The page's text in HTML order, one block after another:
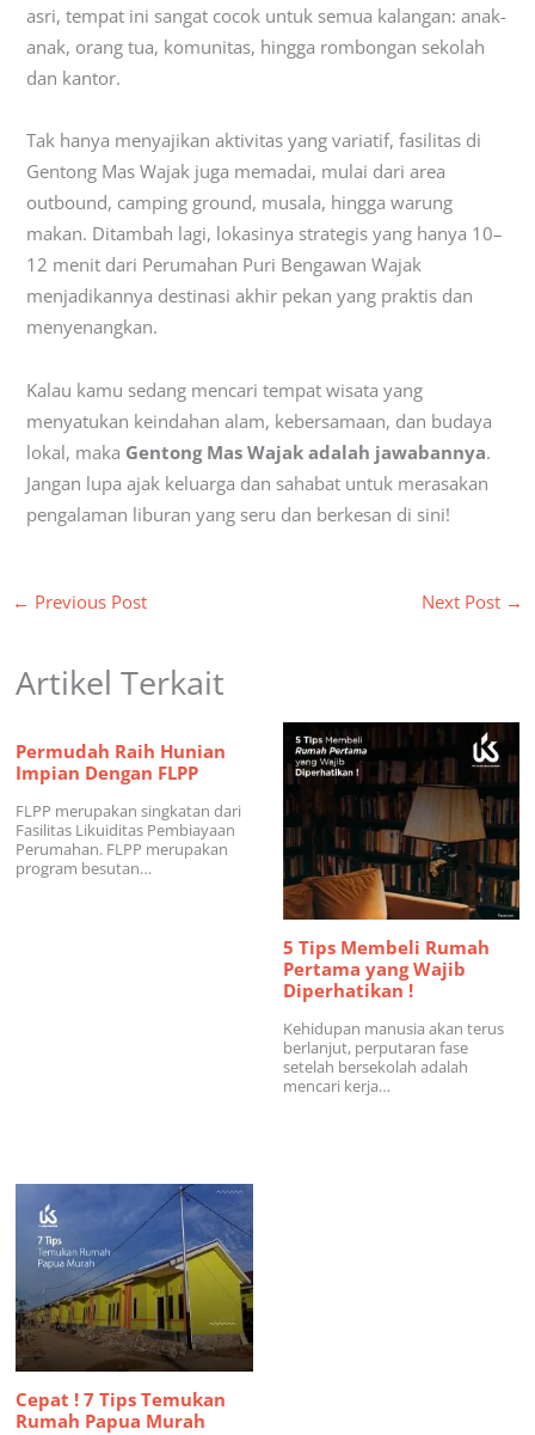
asri, tempat ini sangat cocok untuk semua kalangan: anak-
anak, orang tua, komunitas, hingga rombongan sekolah
dan kantor.
Tak hanya menyajikan aktivitas yang variatif, fasilitas di
Gentong Mas Wajak juga memadai, mulai dari area
outbound, camping ground, musala, hingga warung
makan. Ditambah lagi, lokasinya strategis yang hanya 10–
12 menit dari Perumahan Puri Bengawan Wajak
menjadikannya destinasi akhir pekan yang praktis dan
menyenangkan.
Kalau kamu sedang mencari tempat wisata yang
menyatukan keindahan alam, kebersamaan, dan budaya
lokal, maka Gentong Mas Wajak adalah jawabannya.
Jangan lupa ajak keluarga dan sahabat untuk merasakan
pengalaman liburan yang seru dan berkesan di sini!
← Previous Post Next Post →
Artikel Terkait
Permudah Raih Hunian
Impian Dengan FLPP
FLPP merupakan singkatan dari
Fasilitas Likuiditas Pembiayaan
Perumahan. FLPP merupakan
program besutan…
5 Tips Membeli Rumah
Pertama yang Wajib
Diperhatikan !
Kehidupan manusia akan terus
berlanjut, perputaran fase
setelah bersekolah adalah
mencari kerja…
Cepat ! 7 Tips Temukan
Rumah Papua Murah